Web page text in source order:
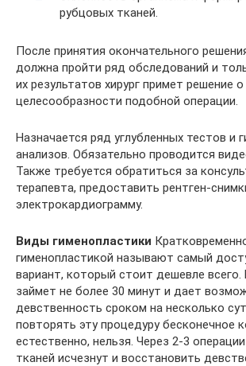
рубцовых тканей.
После принятия окончательного
должна пройти ряд обследований и
их результатов хирург примет решение о
целесообразности подобной операции.
Назначается ряд углубленных тестов и
анализов. Обязательно проводится
Также требуется обратиться за
терапевта, предоставить рентген-
электрокардиограмму.
Виды гименопластики
гименопластикой называют самый
вариант, который стоит дешевле всего.
займет не более 30 минут и дает
девственность сроком на несколько
повторять эту процедуру бесконечное
естественно, нельзя. Через 2-3
тканей исчезнут и восстановить